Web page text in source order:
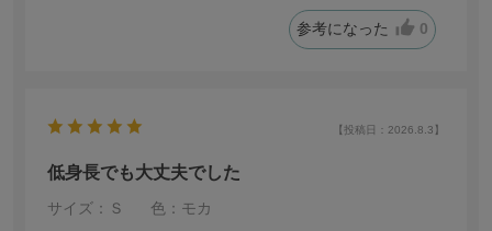
参考になった 0
【投稿日：2026.8.3】
低身長でも大丈夫でした
サイズ：Ｓ
色：モカ